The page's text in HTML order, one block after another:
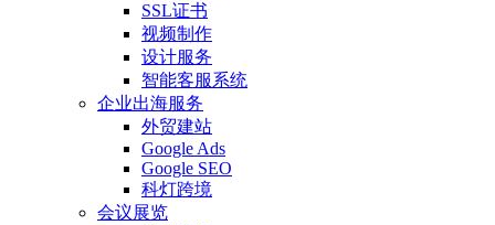
SSL证书
视频制作
设计服务
智能客服系统
企业出海服务
外贸建站
Google Ads
Google SEO
科灯跨境
会议展览